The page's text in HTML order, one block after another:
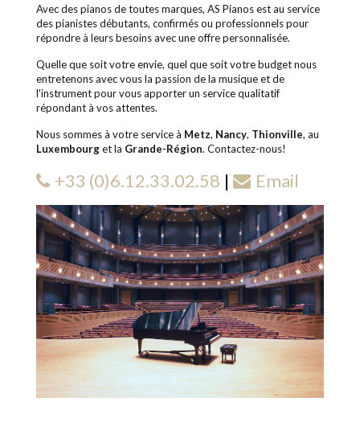
Avec des pianos de toutes marques, AS Pianos est au service
des pianistes débutants, confirmés ou professionnels pour
répondre à leurs besoins avec une offre personnalisée.
Quelle que soit votre envie, quel que soit votre budget nous
entretenons avec vous la passion de la musique et de
l'instrument pour vous apporter un service qualitatif
répondant à vos attentes.
Nous sommes à votre service à Metz, Nancy, Thionville, au
Luxembourget la Grande-Région. Contactez-nous!
+33 (0)6.12.33.02.58 | Email